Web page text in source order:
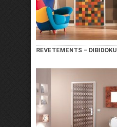
REVETEMENTS – DIBIDOKU